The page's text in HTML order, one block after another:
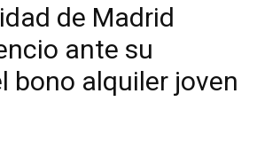
de Madrid
ante su
bono alquiler joven